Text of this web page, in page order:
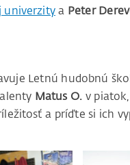
univerzitya Peter
Letnú hudobnú
Matus O. v piatok,
a príďte si ich